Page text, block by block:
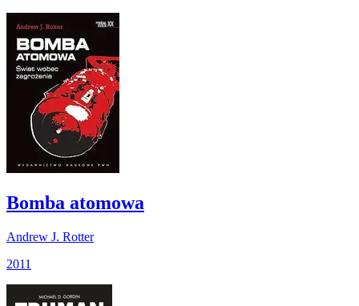
Bomba atomowa
Andrew J. Rotter
2011